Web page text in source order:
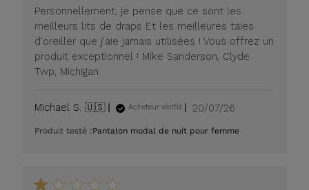
Personnellement, je pense que ce sont les
meilleurs lits de draps Et les meilleures taies
d'oreiller que j'aie jamais utilisées ! Vous offrez un
produit exceptionnel ! Mike Sanderson, Clyde
Twp, Michigan
Michael S. 🇺🇸 Acheteur vérifié
Date
publication
20/07/26
Produit testé :Pantalon modal de nuit pour femme